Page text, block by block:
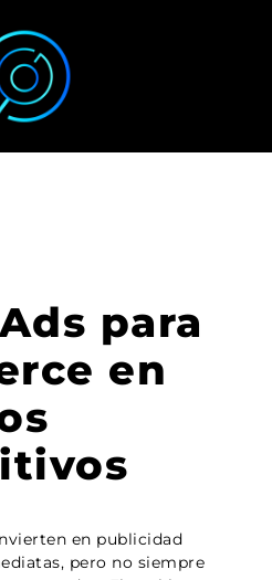
para
en
en publicidad
pero no siempre